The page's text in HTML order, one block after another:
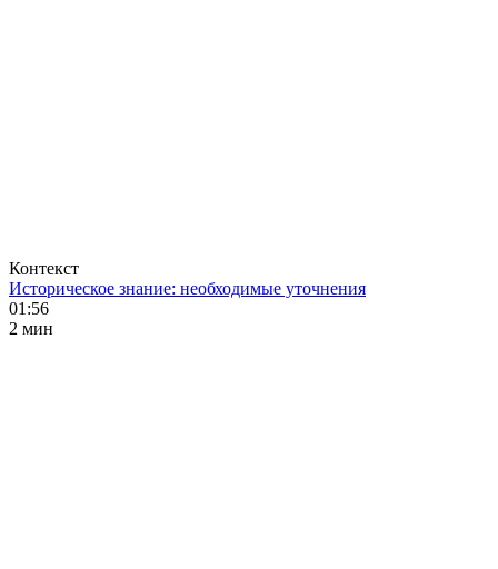
Контекст
Историческое знание: необходимые уточнения
01:56
2 мин